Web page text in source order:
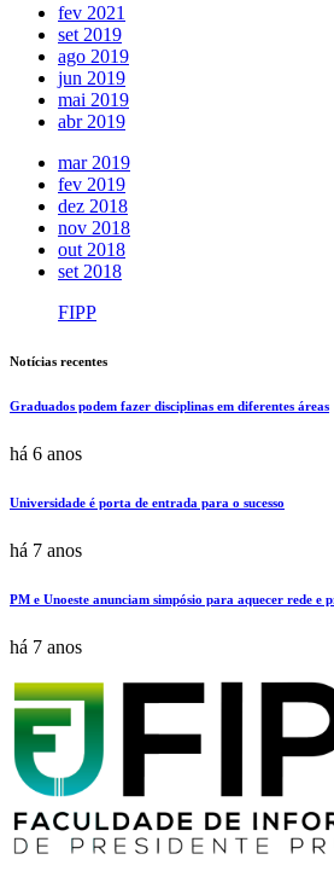
fev 2021
set 2019
ago 2019
jun 2019
mai 2019
abr 2019
mar 2019
fev 2019
dez 2018
nov 2018
out 2018
set 2018
FIPP
Notícias recentes
Graduados podem fazer disciplinas em diferentes áreas
há 6 anos
Universidade é porta de entrada para o sucesso
há 7 anos
PM e Unoeste anunciam simpósio para aquecer rede e
há 7 anos